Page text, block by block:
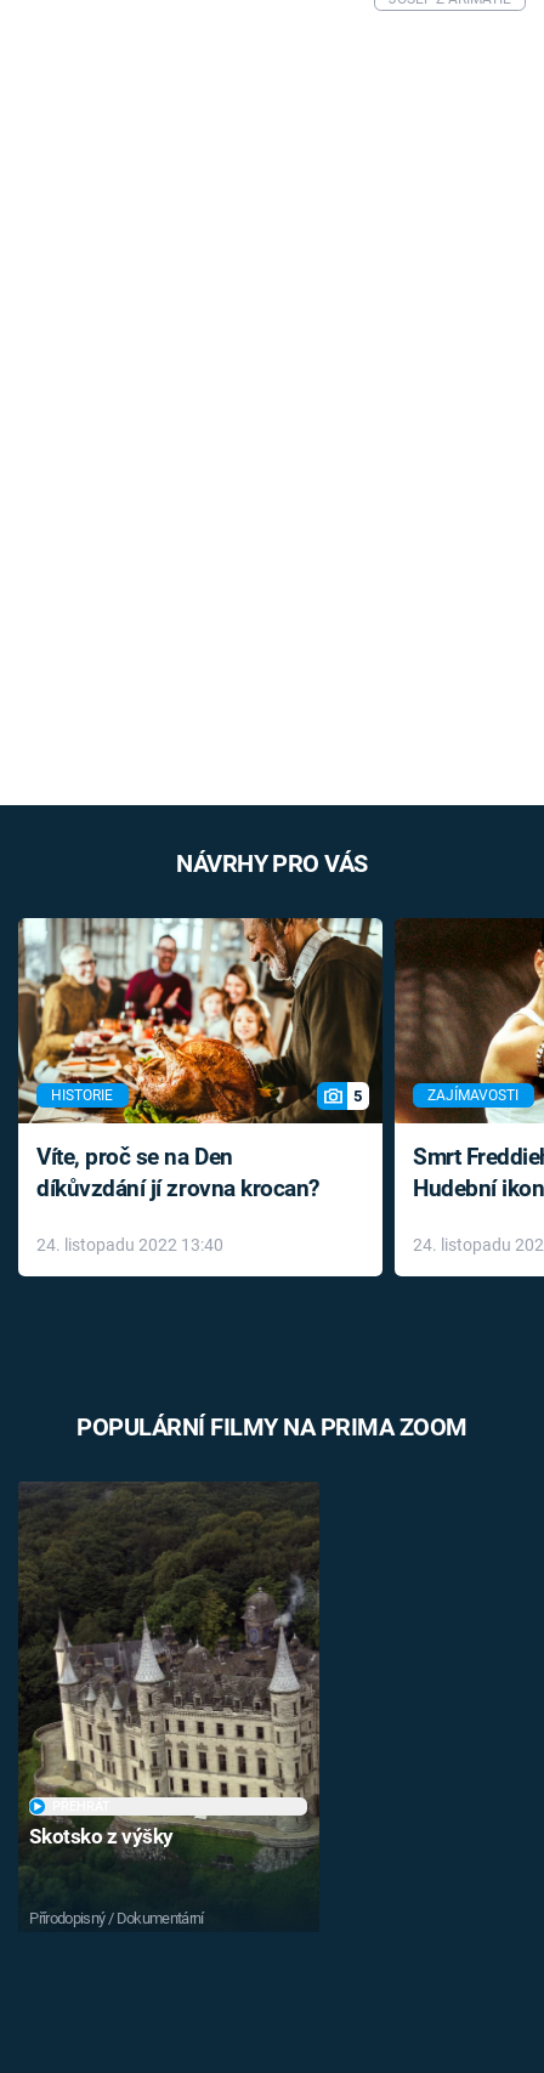
NÁVRHY PRO VÁS
HISTORIE 5
Víte, proč se na Den
díkůvzdání jí zrovna krocan?
24. listopadu 2022 13:40
ZAJÍMAVOSTI
Smrt
Hudební
léky
24. listopadu
POPULÁRNÍ FILMY NA PRIMA ZOOM
Skotsko z výšky
Přírodopisný / Dokumentární